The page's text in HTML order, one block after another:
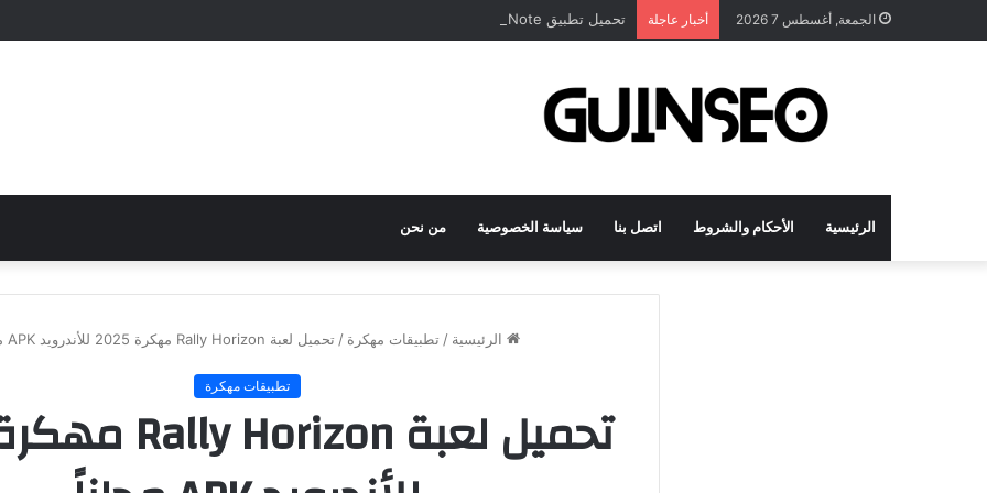
الجمعة, أغسطس 7 2026 أخبار عاجلة تحميل تطبيق DrawNote مهكر 2026 النسخة المدفوعة للأندرويد مجاناً
الرئيسية الأحكام والشروط اتصل بنا سياسة الخصوصية من نحن
الرئيسية / تطبيقات مهكرة / تحميل لعبة Rally Horizon مهكرة 2025 للأندرويد APK مجاناً
تطبيقات مهكرة